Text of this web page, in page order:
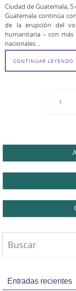
Ciudad de Guatemala, 5
Guatemala continúa
de la erupción del
humanitaria – con más
nacionales…
CONTINUAR LEYENDO
1
Entradas recientes